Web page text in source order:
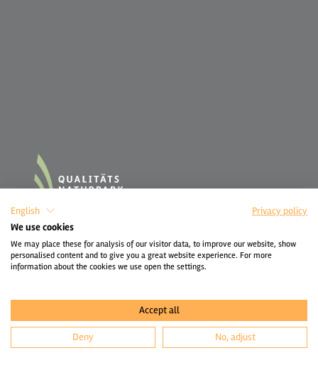
English
Privacy policy
We use cookies
We may place these for analysis of our visitor data, to improve our website, show
personalised content and to give you a great website experience. For more
information about the cookies we use open the settings.
Accept all
Deny No, adjust